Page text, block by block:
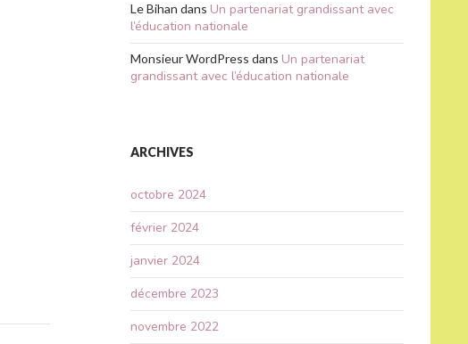
Le Bihan dans Un partenariat grandissant avec
l’éducation nationale
Monsieur WordPress dans Un partenariat
grandissant avec l’éducation nationale
ARCHIVES
octobre 2024
février 2024
janvier 2024
décembre 2023
novembre 2022